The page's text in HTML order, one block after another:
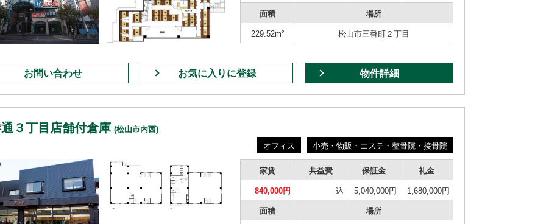
面積 場所
229.52m² 松山市三番町２丁目
お問い合わせ お気に入りに登録 物件詳細
３丁目店舗付倉庫 (松山市内西)
オフィス
小売・物販・エステ・整骨院・接骨院
家賃 共益費 保証金 礼金
840,000円 込 5,040,000円 1,680,000円
面積 場所